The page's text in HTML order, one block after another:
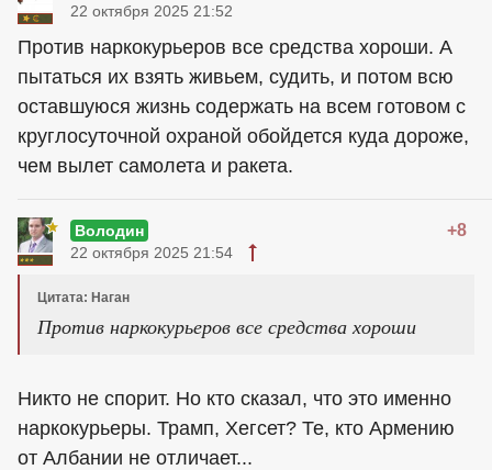
22 октября 2025 21:52
Против наркокурьеров все средства хороши. А
пытаться их взять живьем, судить, и потом всю
оставшуюся жизнь содержать на всем готовом с
круглосуточной охраной обойдется куда дороже,
чем вылет самолета и ракета.
Володин +8
22 октября 2025 21:54
Цитата: Наган
Против наркокурьеров все средства хороши
Никто не спорит. Но кто сказал, что это именно
наркокурьеры. Трамп, Хегсет? Те, кто Армению
от Албании не отличает...